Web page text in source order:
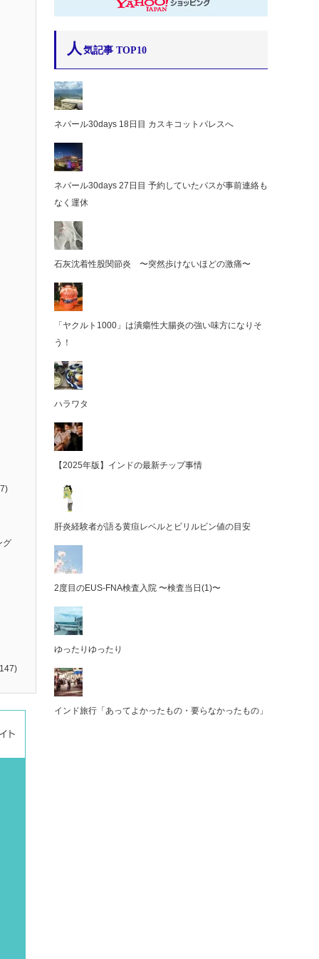
グ
人 気記事 TOP10
ネパール30days 18日目 カスキコットパレスへ
ネパール30days 27日目 予約していたバスが事前連絡も
なく運休
石灰沈着性股関節炎 〜突然歩けないほどの激痛〜
「ヤクルト1000」は潰瘍性大腸炎の強い味方になりそ
う！
ハラワタ
【2025年版】インドの最新チップ事情
肝炎経験者が語る黄疸レベルとビリルビン値の目安
2度目のEUS-FNA検査入院 〜検査当日(1)〜
ゆったりゆったり
インド旅行「あってよかったもの・要らなかったもの」